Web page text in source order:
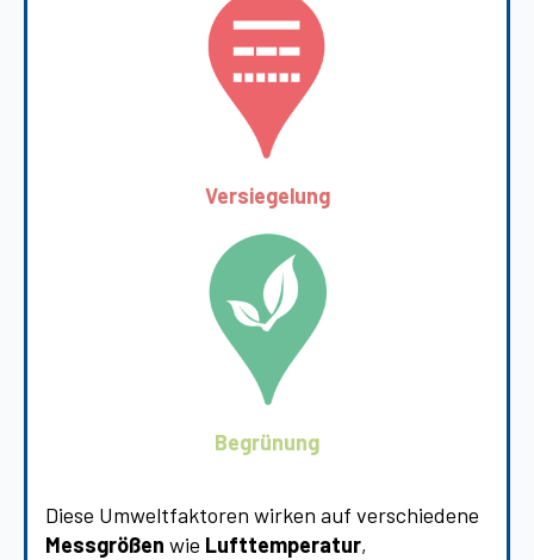
Versiegelung
Begrünung
Diese Umweltfaktoren wirken auf verschiedene
Messgrößen wie Lufttemperatur,